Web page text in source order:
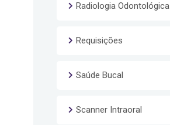
Radiologia Odontológica
Requisições
Saúde Bucal
Scanner Intraoral